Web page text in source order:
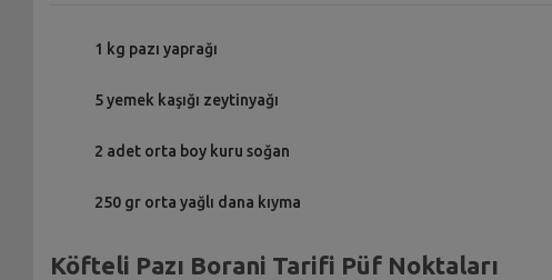
1 kg pazı yaprağı
5 yemek kaşığı zeytinyağı
2 adet orta boy kuru soğan
250 gr orta yağlı dana kıyma
Köfteli Pazı Borani Tarifi Püf Noktaları